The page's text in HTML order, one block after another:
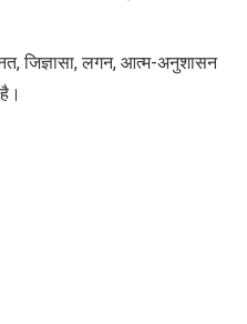
,जिज्ञासा,लगन, आत्म-अनुशासन